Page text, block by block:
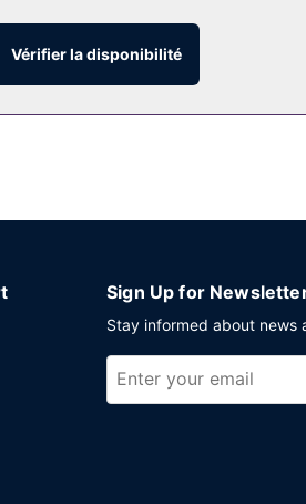
un bain à remous et un centre de
fine. Un petit déjeuner
Vérifier la disponibilité
Sign Up for
Stay informed about news